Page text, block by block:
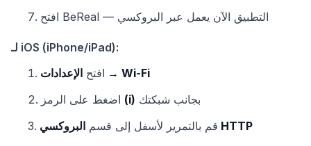
افتح BeReal — التطبيق الآن يعمل عبر البروكسي
لـ iOS (iPhone/iPad):
افتح الإعدادات → Wi-Fi
(i) بجانب شبكتك
قم بالتمرير لأسفل إلى قسم البروكسي HTTP